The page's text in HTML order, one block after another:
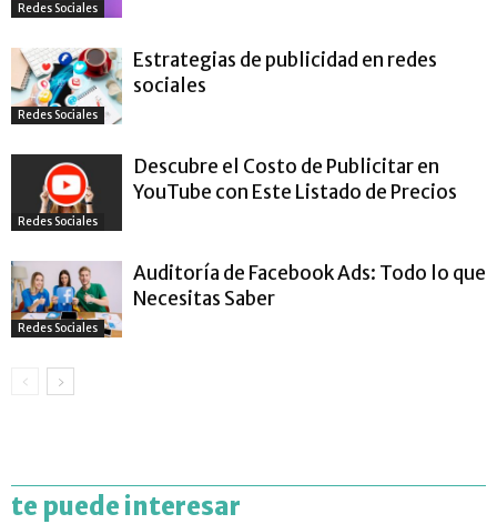
Redes Sociales
Redes Sociales
Estrategias de publicidad en redes
sociales
Redes Sociales
Descubre el Costo de Publicitar en
YouTube con Este Listado de Precios
Redes Sociales
Auditoría de Facebook Ads: Todo lo que
Necesitas Saber
te puede interesar